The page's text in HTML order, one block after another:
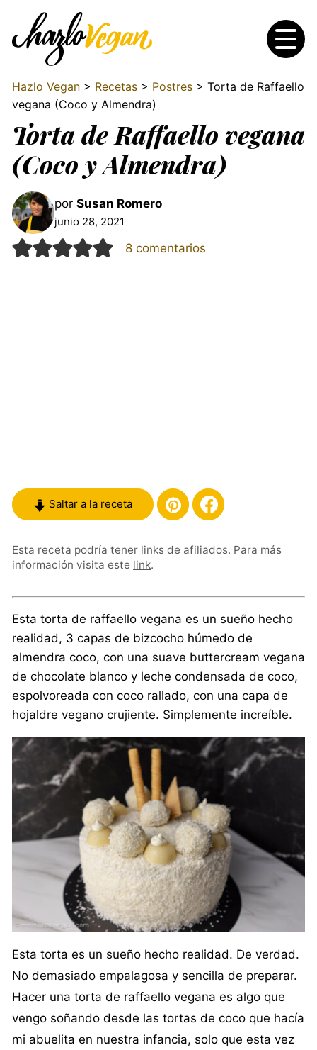
Hazlo Vegan > Recetas > Postres > Torta de Raffaello
vegana (Coco y Almendra)
Torta de Raffaello vegana
(Coco y Almendra)
por Susan Romero
junio 28, 2021
8 comentarios
Saltar a la receta
Esta receta podría tener links de afiliados. Para más
información visita este link.
Esta torta de raffaello vegana es un sueño hecho
realidad, 3 capas de bizcocho húmedo de
almendra coco, con una suave buttercream vegana
de chocolate blanco y leche condensada de coco,
espolvoreada con coco rallado, con una capa de
hojaldre vegano crujiente. Simplemente increíble.
Esta torta es un sueño hecho realidad. De verdad.
No demasiado empalagosa y sencilla de preparar.
Hacer una torta de raffaello vegana es algo que
vengo soñando desde las tortas de coco que hacía
mi abuelita en nuestra infancia, solo que esta vez